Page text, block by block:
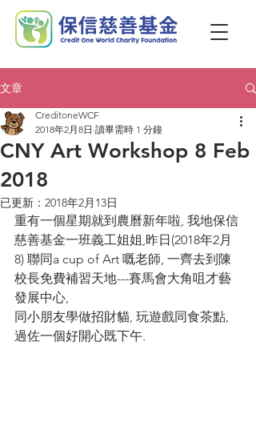
文章
CNY Art Workshop 8 Feb
2018
CreditoneWCF
2018年2月8日 讀畢需時 1 分鐘
已更新： 2018年2月13日
重有一個星期就到農曆新年啦, 我地保信
慈善基金一班義工姐姐,昨日(2018年2月
8) 聯同a cup of Art 嘅老師, 一齊去到陳
校長免費補習天地---賽馬會大角咀才藝
發展中心,
同小朋友學做招財貓, 玩遊戲同食茶點,
過佐一個好開心既下午.